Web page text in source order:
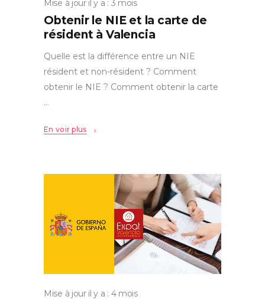
Mise à jour il y a : 3 mois
Obtenir le NIE et la carte de
résident à Valencia
Quelle est la différence entre un NIE
résident et non-résident ? Comment
obtenir le NIE ? Comment obtenir la carte
En voir plus
Mise à jour il y a : 4 mois